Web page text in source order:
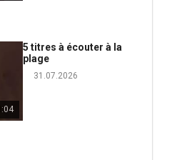
5 titres à écouter à la
plage
31.07.2026